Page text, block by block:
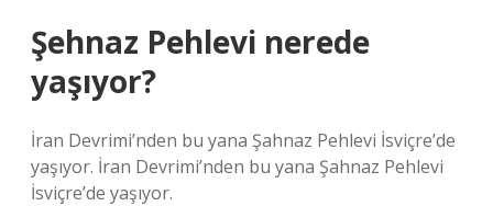
Şehnaz Pehlevi nerede
yaşıyor?
İran Devrimi’nden bu yana Şahnaz Pehlevi İsviçre’de
yaşıyor. İran Devrimi’nden bu yana Şahnaz Pehlevi
İsviçre’de yaşıyor.